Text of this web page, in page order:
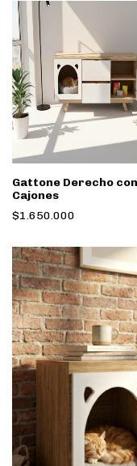
Gattone Derecho con
Cajones
$1.650.000